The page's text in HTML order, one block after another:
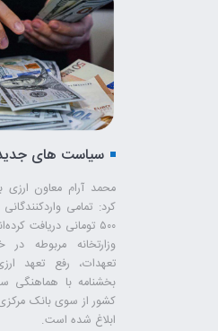
محمد آرام معاون ارزی
۵۰۰ تومانی دریافت
وزارتخانه مربوطه
تعهدات، رفع تعهد
بخشنامه با هماهنگی
کشور از سوی بانک
ابلاغ شده است.